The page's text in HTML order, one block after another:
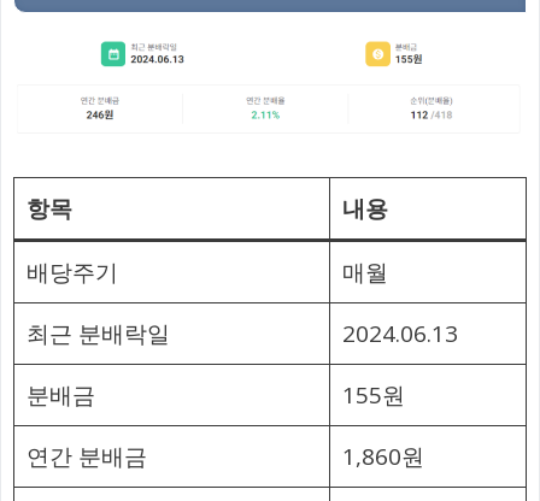
항목 내용
배당주기
매월
최근 분배락일
2024.06.13
분배금
155원
연간 분배금
1,860원